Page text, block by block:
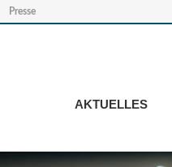
Presse
AKTUELLES